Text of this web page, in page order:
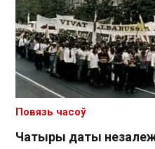
Чатыры даты
Повязь часоў